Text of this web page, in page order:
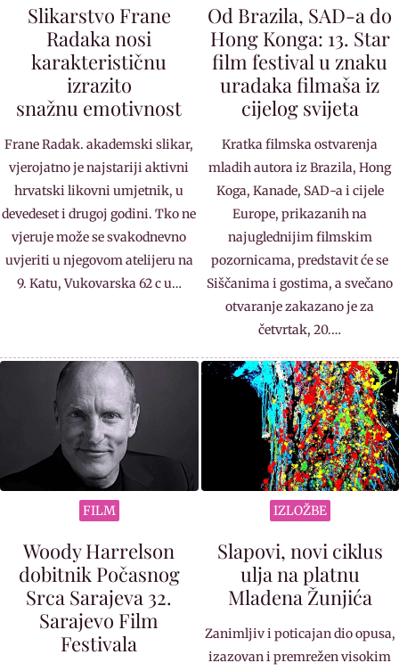
Slikarstvo Frane
Radaka nosi
karakterističnu
izrazito
snažnu emotivnost
Frane Radak. akademski slikar,
vjerojatno je najstariji aktivni
hrvatski likovni umjetnik, u
devedeset i drugoj godini. Tko ne
vjeruje može se svakodnevno
uvjeriti u njegovom atelijeru na
9. Katu, Vukovarska 62 c u…
Od Brazila, SAD-a do
Hong Konga: 13. Star
film festival u znaku
uradaka filmaša iz
cijelog svijeta
Kratka filmska ostvarenja
mladih autora iz Brazila, Hong
Koga, Kanade, SAD-a i cijele
Europe, prikazanih na
najuglednijim filmskim
pozornicama, predstavit će se
Siščanima i gostima, a svečano
otvaranje zakazano je za
četvrtak, 20.…
FILM
Woody Harrelson
dobitnik Počasnog
Srca Sarajeva 32.
Sarajevo Film
Festivala
IZLOŽBE
Slapovi, novi ciklus
ulja na platnu
Mladena Žunjića
Zanimljiv i poticajan dio opusa,
izazovan i premrežen visokim